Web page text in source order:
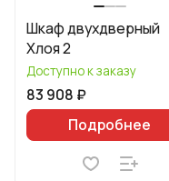
Шкаф двухдверный
Хлоя 2
Доступно к заказу
83 908 ₽
Подробнее